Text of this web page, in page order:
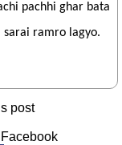
pachhi ghar bata
sarai ramro lagyo.
post